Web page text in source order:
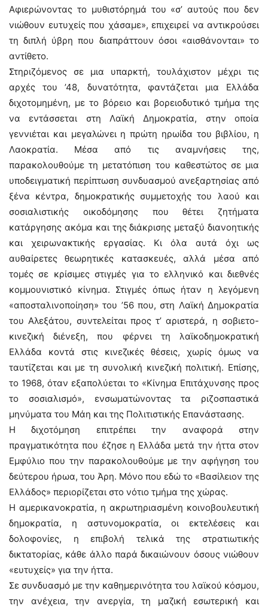
Αφιερώνοντας το μυθιστόρημά του «σ’ αυτούς που δεν
νιώθουν ευτυχείς που χάσαμε», επιχειρεί να αντικρούσει
τη διπλή ύβρη που διαπράττουν όσοι «αισθάνονται» το
αντίθετο.
Στηριζόμενος σε μια υπαρκτή, τουλάχιστον μέχρι τις
αρχές του ’48, δυνατότητα, φαντάζεται μια Ελλάδα
διχοτομημένη, με το βόρειο και βορειοδυτικό τμήμα της
να εντάσσεται στη Λαϊκή Δημοκρατία, στην οποία
γεννιέται και μεγαλώνει η πρώτη ηρωίδα του βιβλίου, η
Λαοκρατία. Μέσα από τις αναμνήσεις της,
παρακολουθούμε τη μετατόπιση του καθεστώτος σε μια
υποδειγματική περίπτωση συνδυασμού ανεξαρτησίας από
ξένα κέντρα, δημοκρατικής συμμετοχής του λαού και
σοσιαλιστικής οικοδόμησης που θέτει ζητήματα
κατάργησης ακόμα και της διάκρισης μεταξύ διανοητικής
και χειρωνακτικής εργασίας. Κι όλα αυτά όχι ως
αυθαίρετες θεωρητικές κατασκευές, αλλά μέσα από
τομές σε κρίσιμες στιγμές για το ελληνικό και διεθνές
κομμουνιστικό κίνημα. Στιγμές όπως ήταν η λεγόμενη
«αποσταλινοποίηση» του ’56 που, στη Λαϊκή Δημοκρατία
του Αλεξάτου, συντελείται προς τ’ αριστερά, η σοβιετο-
κινεζική διένεξη, που φέρνει τη λαϊκοδημοκρατική
Ελλάδα κοντά στις κινεζικές θέσεις, χωρίς όμως να
ταυτίζεται και με τη συνολική κινεζική πολιτική. Επίσης,
το 1968, όταν εξαπολύεται το «Κίνημα Επιτάχυνσης προς
το σοσιαλισμό», ενσωματώνοντας τα ριζοσπαστικά
μηνύματα του Μάη και της Πολιτιστικής Επανάστασης.
Η διχοτόμηση επιτρέπει την αναφορά στην
πραγματικότητα που έζησε η Ελλάδα μετά την ήττα στον
Eμφύλιο που την παρακολουθούμε με την αφήγηση του
δεύτερου ήρωα, του Άρη. Μόνο που εδώ το «Βασίλειον της
Ελλάδος» περιορίζεται στο νότιο τμήμα της χώρας.
Η αμερικανοκρατία, η ακρωτηριασμένη κοινοβουλευτική
δημοκρατία, η αστυνομοκρατία, οι εκτελέσεις και
δολοφονίες, η επιβολή τελικά της στρατιωτικής
δικτατορίας, κάθε άλλο παρά δικαιώνουν όσους νιώθουν
«ευτυχείς» για την ήττα.
Σε συνδυασμό με την καθημερινότητα του λαϊκού κόσμου,
την ανέχεια, την ανεργία, τη μαζική εσωτερική και